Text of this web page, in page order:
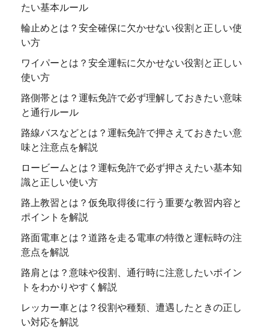
たい基本ルール
輪止めとは？安全確保に欠かせない役割と正しい使
い方
ワイパーとは？安全運転に欠かせない役割と正しい
使い方
路側帯とは？運転免許で必ず理解しておきたい意味
と通行ルール
路線バスなどとは？運転免許で押さえておきたい意
味と注意点を解説
ロービームとは？運転免許で必ず押さえたい基本知
識と正しい使い方
路上教習とは？仮免取得後に行う重要な教習内容と
ポイントを解説
路面電車とは？道路を走る電車の特徴と運転時の注
意点を解説
路肩とは？意味や役割、通行時に注意したいポイン
トをわかりやすく解説
レッカー車とは？役割や種類、遭遇したときの正し
い対応を解説